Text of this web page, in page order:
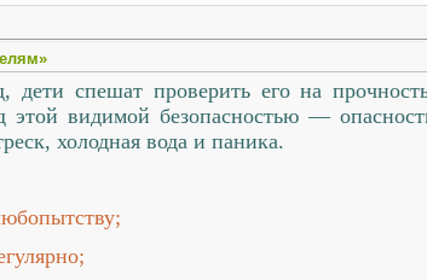
дети спешат проверить его на
видимой безопасностью —
холодная вода и паника.